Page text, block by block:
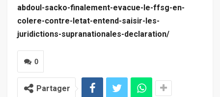
abdoul-sacko-finalement-evacue-le-ffsg-en-
colere-contre-letat-entend-saisir-les-
juridictions-supranationales-declaration/
0
Partager